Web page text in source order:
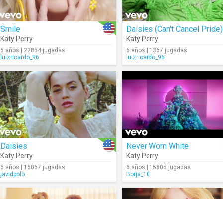
Smile
Katy Perry
6 años | 22854 jugadas
luizricardo_96
Daisies (Can't Cancel Pride)
Katy Perry
6 años | 1367 jugadas
luizricardo_96
Daisies
Katy Perry
6 años | 16067 jugadas
javidpolo
Never Worn White
Katy Perry
6 años | 15805 jugadas
Borja_10